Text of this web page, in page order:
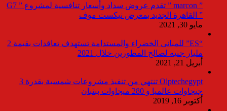
” marcon ” تقدم عروض سداد وأسعار تنافسية لمشروع ” G7
” القاهرة الجديد بمعرض نيكست موف
مايو 30, 2021
“ES” للمبانى الخضراء والمستدامة تستهدف تعاقدات بقيمة 2
مليار جنيه لصالح المطورين خلال 2021
أبريل 21, 2021
Olptechegypt تنتهي من تنفيذ مشروعات شمسية بقدرة 3
جيجاوات عالميا و 280 ميجاوات ببنبان
أكتوبر 16, 2019